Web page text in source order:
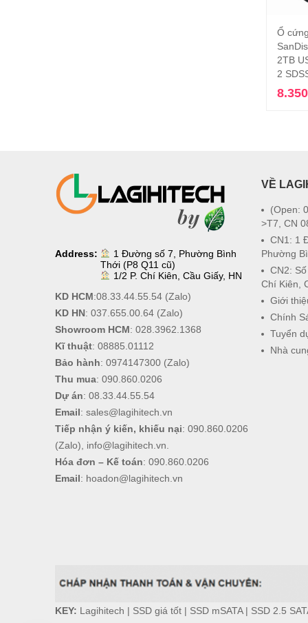
Ổ
2TB
2
Address:
1 Đường số 7, Phường Bình
Thới (P8 Q11 cũ)
1/2 P. Chí Kiên, Cầu Giấy, HN
KD HCM:08.33.44.55.54(Zalo)
KD HN: 037.655.00.64(Zalo)
Showroom HCM: 028.3962.1368
Kĩ thuật: 08885.01112
Bảo hành: 0974147300(Zalo)
Thu mua: 090.860.0206
Dự án: 08.33.44.55.54
Email: sales@lagihitech.vn
Tiếp nhận ý kiến, khiếu nại: 090.860.0206
(Zalo), info@lagihitech.vn
Hóa đơn – Kế toán: 090.860.0206
Email: hoadon@lagihitech.vn
VỀ
(Open:
>T7, CN
CN1: 1
Phường
CN2:
Chí Kiên,
Giới
Chính
Tuyển
Nhà
KEY: Lagihitech | SSD giá tốt| SSD mSATA| SSD 2.5